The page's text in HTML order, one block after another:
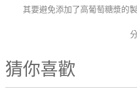
其要避免添加了高葡萄糖漿的
猜你喜歡